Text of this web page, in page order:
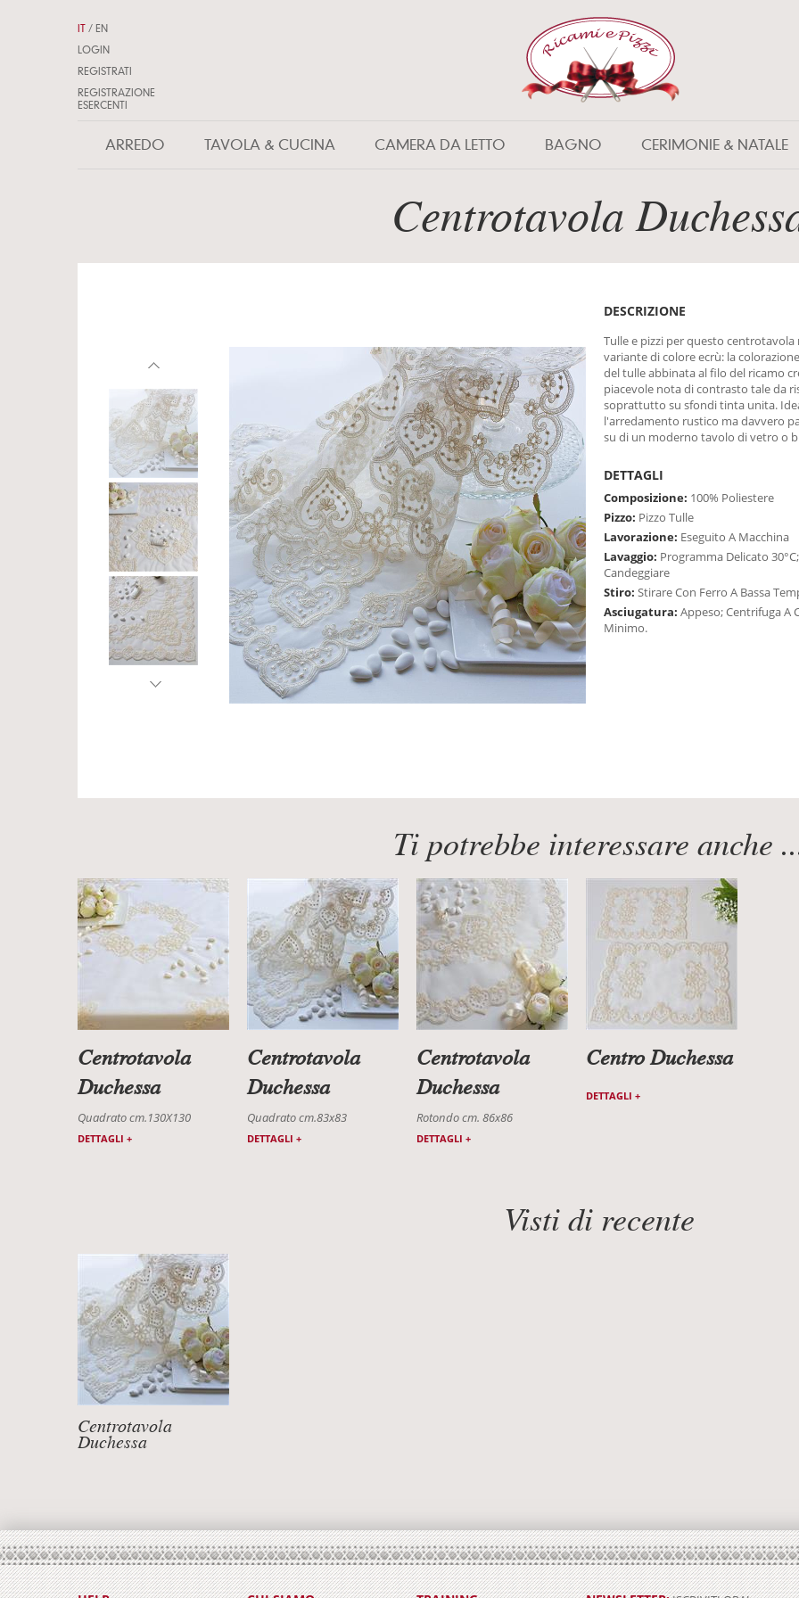
ARREDO TAVOLA & CUCINA CAMERA DA LETTO BAGNO CERIMONIE & NATALE
IT / EN
LOGIN
REGISTRATI
REGISTRAZIONE
ESERCENTI
Centrotavola
DESCRIZIONE
Tulle e pizzi per questo centrotavola
variante di colore ecrù: la
del tulle abbinata al filo del ricamo
piacevole nota di contrasto tale da
soprattutto su sfondi tinta unita.
l'arredamento rustico ma davvero
su di un moderno tavolo di vetro o
DETTAGLI
Composizione: 100% Poliestere
Pizzo: Pizzo Tulle
Lavorazione: Eseguito A Macchina
Lavaggio: Programma Delicato
Candeggiare
Stiro: Stirare Con Ferro A Bassa
Asciugatura: Appeso; Centrifuga A
Minimo.
Ti potrebbe interessare anche
Centrotavola
Duchessa
Quadrato cm.130X130
DETTAGLI +
Centrotavola
Duchessa
Quadrato cm.83x83
DETTAGLI +
Centrotavola
Duchessa
Rotondo cm. 86x86
DETTAGLI +
Centro Duchessa
DETTAGLI +
Visti di recente
Centrotavola
Duchessa